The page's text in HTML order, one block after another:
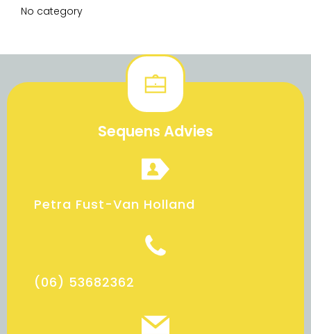
No category
Sequens Advies
Petra Fust-Van Holland
(06) 53682362